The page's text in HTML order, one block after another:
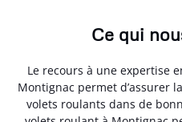
Ce qui
Le recours à une expertise
Montignac permet d’assurer
volets roulants dans de